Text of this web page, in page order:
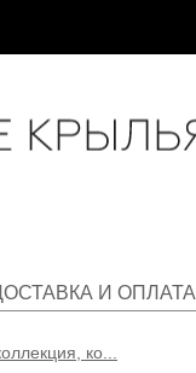
И ОПЛАТА
ко...